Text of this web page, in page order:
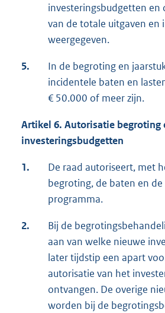
investeringsbudgetten en
van de totale uitgaven en
weergegeven.
5.
In de begroting en
incidentele baten en
€ 50.000 of meer zijn.
Artikel 6. Autorisatie begroting
investeringsbudgetten
1.
De raad autoriseert, met
begroting, de baten en
programma.
2.
Bij de
aan van welke nieuwe
later tijdstip een apart
autorisatie van het
ontvangen. De overige
worden bij de